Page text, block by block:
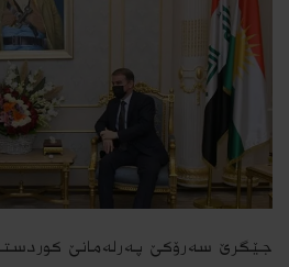
جێگرێ سه‌رۆكێ په‌رله‌مانێ